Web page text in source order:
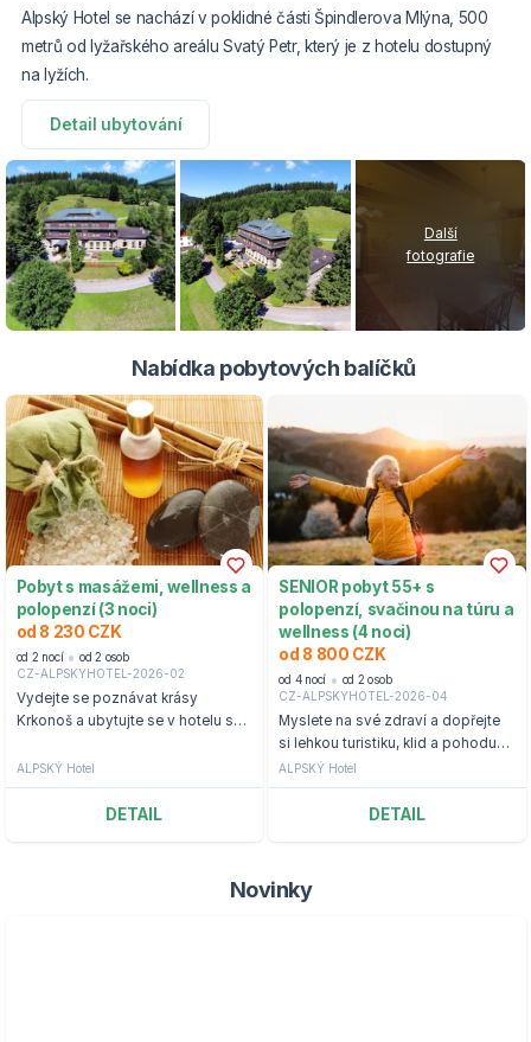
Alpský Hotel se nachází v poklidné části Špindlerova Mlýna, 500
metrů od lyžařského areálu Svatý Petr, který je z hotelu dostupný
na lyžích.
Detail ubytování
Další
fotografie
Nabídka pobytových balíčků
Pobyt s masážemi, wellness a
polopenzí (3 noci)
od 8 230 CZK
od 2 nocí
od 2 osob
CZ-ALPSKYHOTEL-2026-02
Vydejte se poznávat krásy
Krkonoš a ubytujte se v hotelu s
ALPSKÝ Hotel
DETAIL
SENIOR pobyt 55+ s
polopenzí, svačinou na túru a
wellness (4 noci)
od 8 800 CZK
od 4 nocí
od 2 osob
CZ-ALPSKYHOTEL-2026-04
Myslete na své zdraví a dopřejte
si lehkou turistiku, klid a pohodu
ve Špindlerově Mlýně.
ALPSKÝ Hotel
DETAIL
Novinky